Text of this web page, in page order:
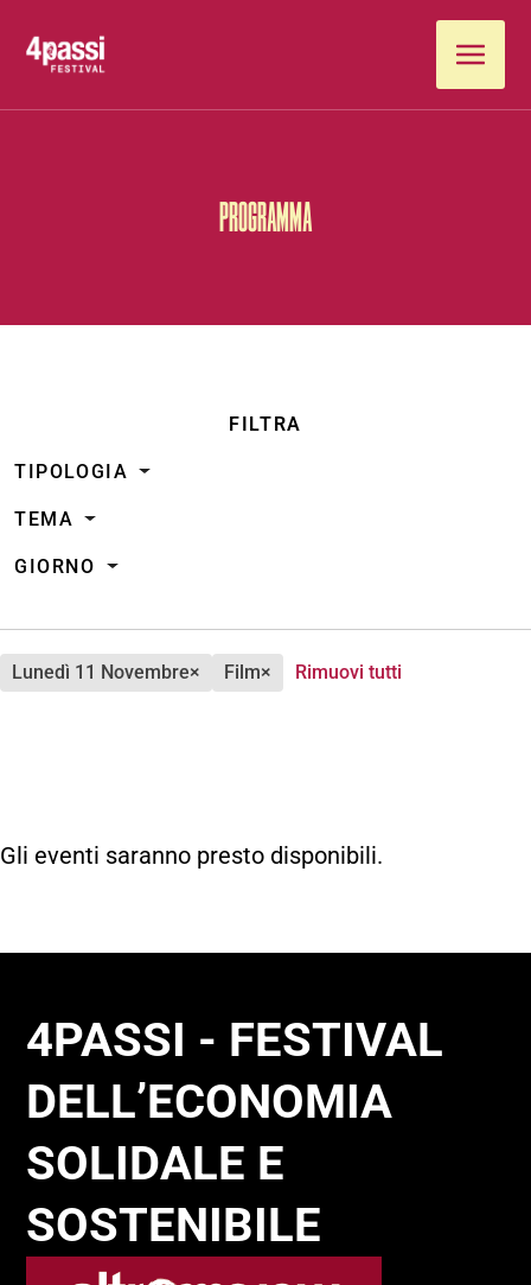
PROGRAMMA
FILTRA
TIPOLOGIA
TEMA
GIORNO
lunedì 11 Novembre× film× Rimuovi tutti
Gli eventi saranno presto disponibili.
4PASSI - FESTIVAL
DELL’ECONOMIA
SOLIDALE E
SOSTENIBILE